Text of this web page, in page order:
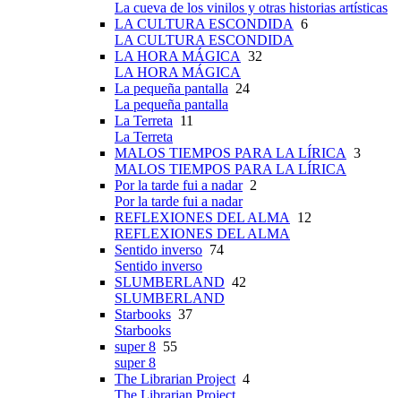
La cueva de los vinilos y otras historias artísticas
LA CULTURA ESCONDIDA 6
LA CULTURA ESCONDIDA
LA HORA MÁGICA 32
LA HORA MÁGICA
La pequeña pantalla 24
La pequeña pantalla
La Terreta 11
La Terreta
MALOS TIEMPOS PARA LA LÍRICA 3
MALOS TIEMPOS PARA LA LÍRICA
Por la tarde fui a nadar2
Por la tarde fui a nadar
REFLEXIONES DEL ALMA
12
REFLEXIONES DEL ALMA
Sentido inverso 74
Sentido inverso
SLUMBERLAND 42
SLUMBERLAND
Starbooks 37
Starbooks
super 8 55
super 8
The Librarian Project 4